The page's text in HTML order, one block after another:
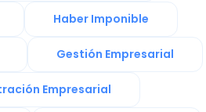
Haber Imponible
Gestión Empresarial
Empresarial